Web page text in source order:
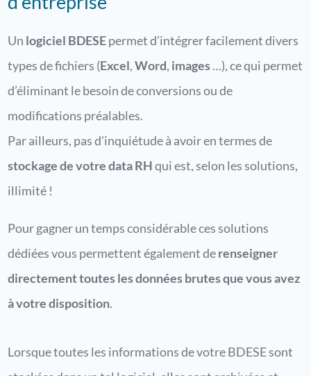
Un logiciel BDESEpermet d’intégrer facilement divers
types de fichiers (Excel,Word, images…), ce qui permet
d’éliminant le besoin de conversions ou de
modifications préalables.
Par ailleurs, pas d’inquiétude à avoir en termes de
stockage de votre data RHqui est, selon les solutions,
illimité !
Pour gagner un temps considérable ces solutions
dédiées vous permettent également derenseigner
directement toutes les données brutes que vous avez
à votre disposition.
Lorsque toutes les informations de votre BDESE sont